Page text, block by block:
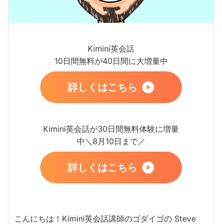
Kimini英会話
10日間無料が40日間に大増量中
詳しくはこちら
Kimini英会話が30日間無料体験に増量
中＼8月10日まで／
詳しくはこちら
こんにちは！Kimini英会話講師のゴダイゴの Steve